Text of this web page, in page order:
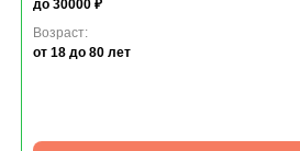
до 30000 ₽
Возраст:
от 18 до 80 лет